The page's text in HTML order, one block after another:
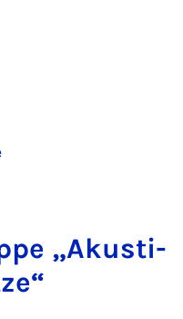
„Akus­ti­